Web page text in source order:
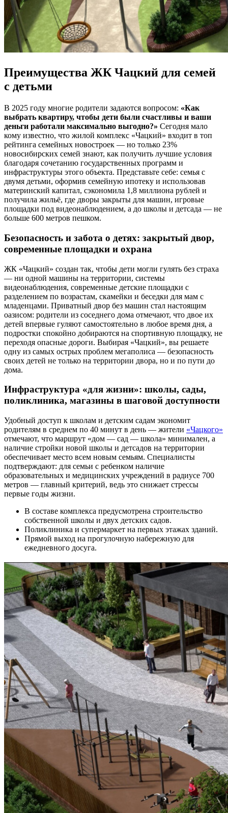
Преимущества ЖК Чацкий для семей
с детьми
В 2025 году многие родители задаются вопросом: «Как
выбрать квартиру, чтобы дети были счастливы и ваши
деньги работали максимально выгодно?» Сегодня мало
кому известно, что жилой комплекс «Чацкий» входит в топ
рейтинга семейных новостроек — но только 23%
новосибирских семей знают, как получить лучшие условия
благодаря сочетанию государственных программ и
инфраструктуры этого объекта. Представьте себе: семья с
двумя детьми, оформив семейную ипотеку и использовав
материнский капитал, сэкономила 1,8 миллиона рублей и
получила жильё, где дворы закрыты для машин, игровые
площадки под видеонаблюдением, а до школы и детсада — не
больше 600 метров пешком.
Безопасность и забота о детях: закрытый двор,
современные площадки и охрана
ЖК «Чацкий» создан так, чтобы дети могли гулять без страха
— ни одной машины на территории, системы
видеонаблюдения, современные детские площадки с
разделением по возрастам, скамейки и беседки для мам с
младенцами. Приватный двор без машин стал настоящим
оазисом: родители из соседнего дома отмечают, что двое их
детей впервые гуляют самостоятельно в любое время дня, а
подростки спокойно добираются на спортивную площадку, не
переходя опасные дороги. Выбирая «Чацкий», вы решаете
одну из самых острых проблем мегаполиса — безопасность
своих детей не только на территории двора, но и по пути до
дома.
Инфраструктура «для жизни»: школы, сады,
поликлиника, магазины в шаговой доступности
Удобный доступ к школам и детским садам экономит
родителям в среднем по 40 минут в день — жители «Чацкого»
отмечают, что маршрут «дом — сад — школа» минимален, а
наличие стройки новой школы и детсадов на территории
обеспечивает место всем новым семьям. Специалисты
подтверждают: для семьи с ребенком наличие
образовательных и медицинских учреждений в радиусе 700
метров — главный критерий, ведь это снижает стрессы
первые годы жизни.
В составе комплекса предусмотрена строительство
собственной школы и двух детских садов.
Поликлиника и супермаркет на первых этажах зданий.
Прямой выход на прогулочную набережную для
ежедневного досуга.